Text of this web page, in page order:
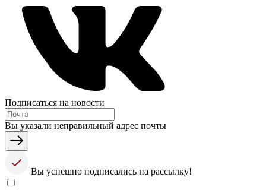
Подписаться на новости
Вы указали неправильный адрес почты
Вы успешно подписались на рассылку!